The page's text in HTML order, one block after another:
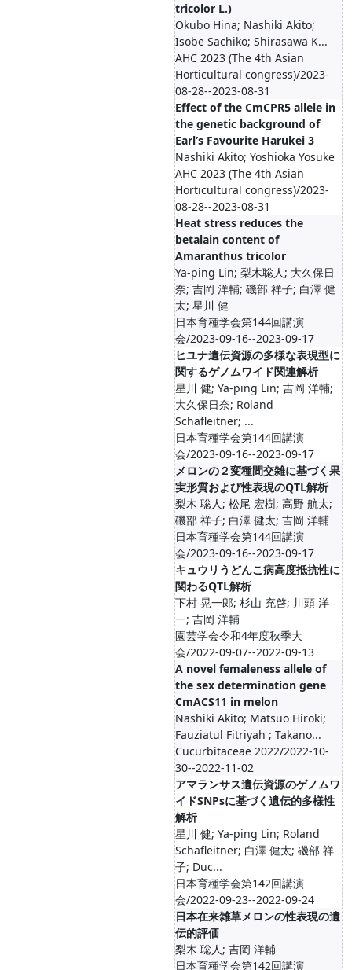
tricolor L.)
Okubo Hina; Nashiki Akito;
Isobe Sachiko; Shirasawa K...
AHC 2023 (The 4th Asian
Horticultural congress)/2023-
08-28--2023-08-31
Effect of the CmCPR5 allele in
the genetic background of
Earl’s Favourite Harukei 3
Nashiki Akito; Yoshioka Yosuke
AHC 2023 (The 4th Asian
Horticultural congress)/2023-
08-28--2023-08-31
Heat stress reduces the
betalain content of
Amaranthus tricolor
Ya-ping Lin; 梨木聡人; 大久保日
奈; 吉岡 洋輔; 磯部 祥子; 白澤 健
太; 星川 健
日本育種学会第144回講演
会/2023-09-16--2023-09-17
ヒユナ遺伝資源の多様な表現型に
関するゲノムワイド関連解析
星川 健; Ya-ping Lin; 吉岡 洋輔;
大久保日奈; Roland
Schafleitner; ...
日本育種学会第144回講演
会/2023-09-16--2023-09-17
メロンの２変種間交雑に基づく果
実形質および性表現のQTL解析
梨木 聡人; 松尾 宏樹; 高野 航太;
磯部 祥子; 白澤 健太; 吉岡 洋輔
日本育種学会第144回講演
会/2023-09-16--2023-09-17
キュウリうどんこ病高度抵抗性に
関わるQTL解析
下村 晃一郎; 杉山 充啓; 川頭 洋
一; 吉岡 洋輔
園芸学会令和4年度秋季大
会/2022-09-07--2022-09-13
A novel femaleness allele of
the sex determination gene
CmACS11 in melon
Nashiki Akito; Matsuo Hiroki;
Fauziatul Fitriyah ; Takano...
Cucurbitaceae 2022/2022-10-
30--2022-11-02
アマランサス遺伝資源のゲノムワ
イドSNPsに基づく遺伝的多様性
解析
星川 健; Ya-ping Lin; Roland
Schafleitner; 白澤 健太; 磯部 祥
子; Duc...
日本育種学会第142回講演
会/2022-09-23--2022-09-24
日本在来雑草メロンの性表現の遺
伝的評価
梨木 聡人; 吉岡 洋輔
日本育種学会第142回講演